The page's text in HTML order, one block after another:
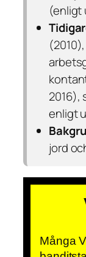
(enligt
2016),
enligt
jord
Många